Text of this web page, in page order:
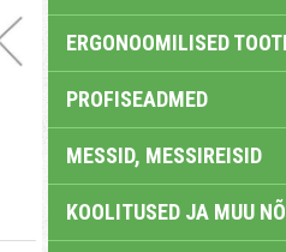
ERGONOOMILISED
PROFISEADMED
MESSID, MESSIREISID
KOOLITUSED JA MUU